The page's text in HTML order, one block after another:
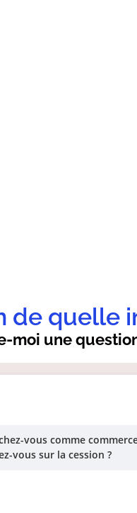
vous comme
vous sur la cession ?
moi une
de quelle